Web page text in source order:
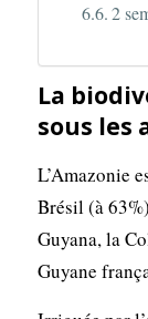
2
La
sous les
L’Amazonie
Brésil (à
Guyana, la
Guyane